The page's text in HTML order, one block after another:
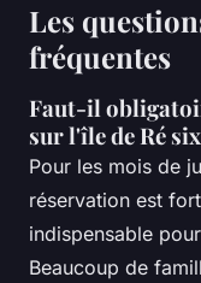
Les
fréquentes
Faut-il
sur l'île de Ré
Pour les mois de
réservation est
indispensable
Beaucoup de